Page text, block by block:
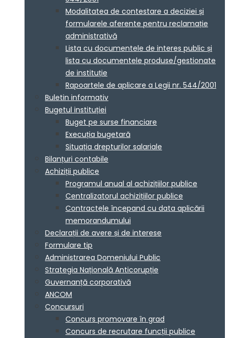
Modalitatea de contestare a deciziei și
formularele aferente pentru reclamație
administrativă
Lista cu documentele de interes public și
lista cu documentele produse/gestionate
de instituție
Rapoartele de aplicare a Legii nr. 544/2001
Buletin informativ
Bugetul instituției
Buget pe surse financiare
Execuția bugetară
Situația drepturilor salariale
Bilanțuri contabile
Achiziții publice
Programul anual al achizițiilor publice
Centralizatorul achizițiilor publice
Contractele începand cu data aplicării
memorandumului
Declarații de avere și de interese
Formulare tip
Administrarea Domeniului Public
Strategia Națională Anticorupție
Guvernanță corporativă
ANCOM
Concursuri
Concurs promovare în grad
Concurs de recrutare funcții publice